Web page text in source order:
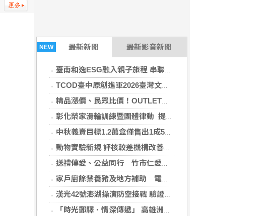
NEW 最新新聞 最新影音新聞
臺南和逸ESG融入親子旅程 串聯體驗在地小農採果×走讀文化
TCOD臺中原創進軍2026臺灣文博會 27組品牌打造「質點」主題專區
精品漲價、民眾比價！OUTLET名牌包下殺1.2折起 包車掃貨也划算
彰化榮家滑輪訓練暨團體律動 提升住民肌力促進日常復能
中秋義賣目標1.2萬盒僅售出1成5 竹市仁愛社福基金會盼企業大眾攜手送愛
動物實驗新規 評核較差機構改善前不得核可新案
送禮傳愛、公益同行 竹市仁愛社福中秋義賣邀各界支持籌募服務經費250萬元
家戶廚餘禁養豬及地方補助 電商廚餘機買氣成長
漢光42號澎湖操演防空接戰 驗證常後一體作戰能力
「時光郵驛．情深傳遞」 高雄洲際展開七夕傳情任務